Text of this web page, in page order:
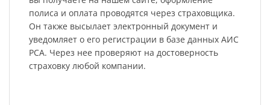
полиса и оплата проводятся через страховщика.
Он также высылает электронный документ и
уведомляет о его регистрации в базе данных АИС
РСА. Через нее проверяют на достоверность
страховку любой компании.